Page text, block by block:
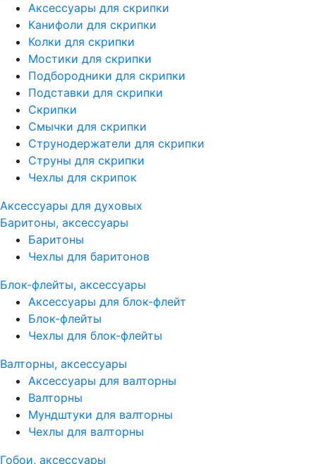
Аксессуары для скрипки
Канифоли для скрипки
Колки для скрипки
Мостики для скрипки
Подбородники для скрипки
Подставки для скрипки
Скрипки
Смычки для скрипки
Струнодержатели для скрипки
Струны для скрипки
Чехлы для скрипок
Аксессуары для духовых
Баритоны, аксессуары
Баритоны
Чехлы для баритонов
Блок-флейты, аксессуары
Аксессуары для блок-флейт
Блок-флейты
Чехлы для блок-флейты
Валторны, аксессуары
Аксессуары для валторны
Валторны
Мундштуки для валторны
Чехлы для валторны
Гобои, аксессуары